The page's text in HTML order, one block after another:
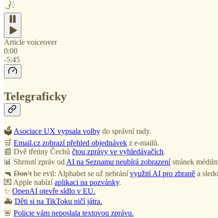
Article voiceover
0:00
-5:45
Telegraficky
🗳️Asociace UX vypsala volby do správní rady.
🛒 Email.cz zobrazí přehled objednávek z e-mailů.
📰 Dvě třetiny Čechů čtou zprávy ve vyhledávačích.
📊 Shrnutí zpráv odAI na Seznamu neubírá zobrazenístránek
🔫 Don’tbe evil: Alphabet se už nebránívyužití AI pro zbraně a
💌 Apple nabízíaplikaci na pozvánky.
✨ OpenAI otevře sídlo v EU.
🚑 Děti si na TikToku ničí játra.
🚨 Policie vám neposlala textovou zprávu.